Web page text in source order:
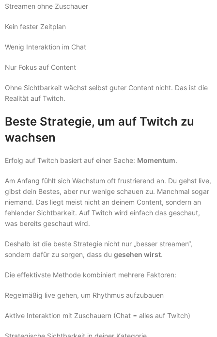
Streamen ohne Zuschauer
Kein fester Zeitplan
Wenig Interaktion im Chat
Nur Fokus auf Content
Ohne Sichtbarkeit wächst selbst guter Content nicht. Das ist die
Realität auf Twitch.
Beste Strategie, um auf Twitch zu
wachsen
Erfolg auf Twitch basiert auf einer Sache: Momentum.
Am Anfang fühlt sich Wachstum oft frustrierend an. Du gehst live,
gibst dein Bestes, aber nur wenige schauen zu. Manchmal sogar
niemand. Das liegt meist nicht an deinem Content, sondern an
fehlender Sichtbarkeit. Auf Twitch wird einfach das geschaut,
was bereits geschaut wird.
Deshalb ist die beste Strategie nicht nur „besser streamen“,
sondern dafür zu sorgen, dass du gesehen wirst.
Die effektivste Methode kombiniert mehrere Faktoren:
Regelmäßig live gehen, um Rhythmus aufzubauen
Aktive Interaktion mit Zuschauern (Chat = alles auf Twitch)